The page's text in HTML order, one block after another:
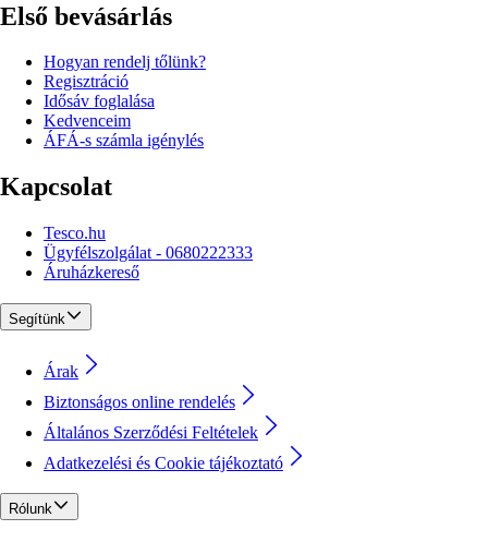
Első bevásárlás
Hogyan rendelj tőlünk?
Regisztráció
Idősáv foglalása
Kedvenceim
ÁFÁ-s számla igénylés
Kapcsolat
Tesco.hu
Ügyfélszolgálat - 0680222333
Áruházkereső
Segítünk
Árak
Biztonságos online rendelés
Általános Szerződési Feltételek
Adatkezelési és Cookie tájékoztató
Rólunk